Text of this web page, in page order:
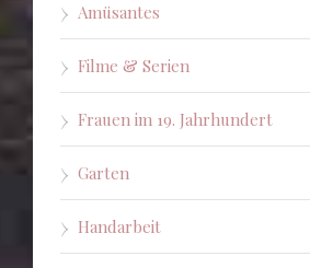
Amüsantes
Filme & Serien
Frauen im 19. Jahrhundert
Garten
Handarbeit